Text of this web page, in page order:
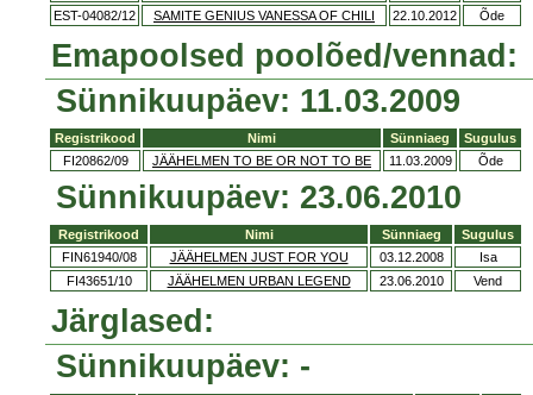
EST-04082/12
SAMITE GENIUS VANESSA OF CHILI 22.10.2012 Õde
Emapoolsed poolõed/vennad:
Sünnikuupäev: 11.03.2009
Registrikood Nimi Sünniaeg
Sugulus
FI20862/09
JÄÄHELMEN TO BE OR NOT TO BE 11.03.2009 Õde
Sünnikuupäev: 23.06.2010
Registrikood Nimi Sünniaeg
Sugulus
FIN61940/08
JÄÄHELMEN JUST FOR YOU 03.12.2008
Isa
FI43651/10
JÄÄHELMEN URBAN LEGEND 23.06.2010 Vend
Järglased:
Sünnikuupäev: -